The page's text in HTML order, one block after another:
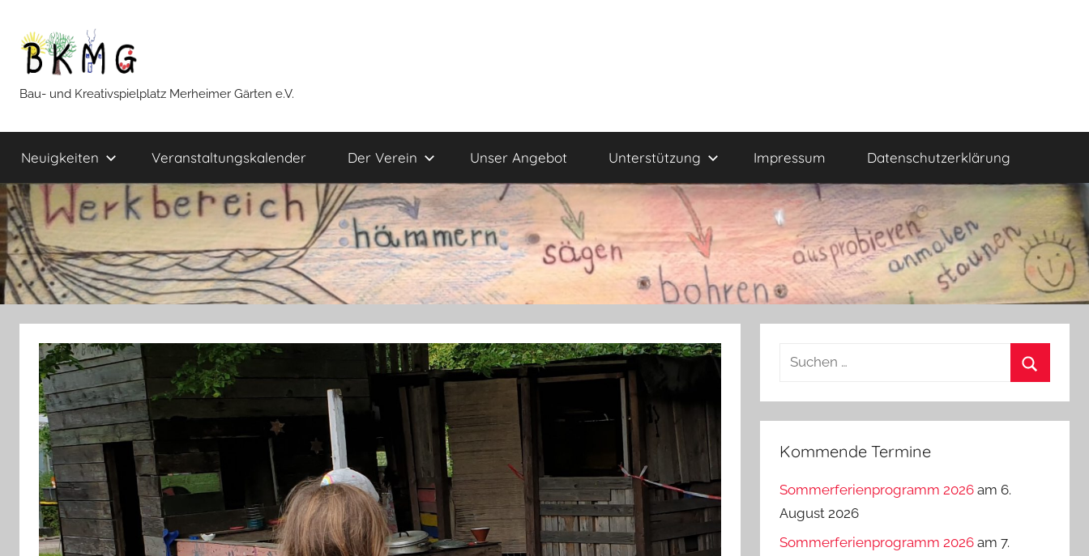
Inhalt
springen
BKMG
Bau- und Kreativspielplatz Merheimer Gärten e.V.
Neuigkeiten Veranstaltungskalender Der Verein Unser Angebot Unterstützung Impressum Datenschutzerklärung
Suchen
Kommende Termine
Sommerferienprogramm 2026 am 6.
August 2026
Sommerferienprogramm 2026 am 7.